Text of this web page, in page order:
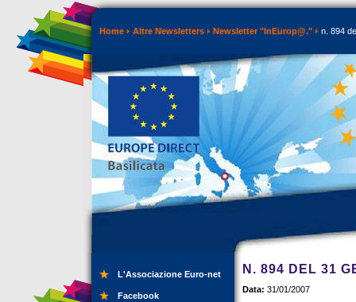
Home Altre Newsletters Newsletter "InEurop@." n. 894
L'Associazione Euro-net
Facebook
N. 894 DEL 31
Data: 31/01/2007